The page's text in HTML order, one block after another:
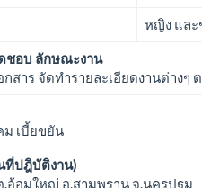
หญิง และ
ชอบ ลักษณะงาน
กสาร จัดทำรายละเอียดงานต่างๆ
ม เบี้ยขยัน
ที่ปฎิบัติงาน)
.อ้อมใหญ่ อ.สามพราน จ.นครปฐม